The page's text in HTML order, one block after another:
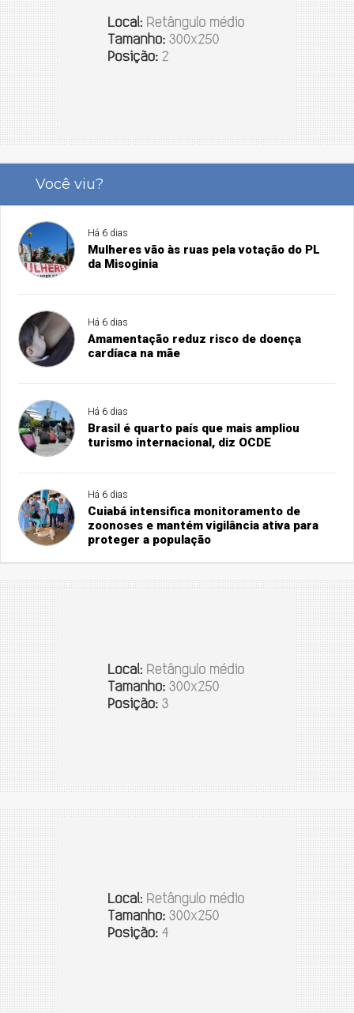
Você viu?
Há 6 dias
Mulheres vão às ruas pela votação do PL
da Misoginia
Há 6 dias
Amamentação reduz risco de doença
cardíaca na mãe
Há 6 dias
Brasil é quarto país que mais ampliou
turismo internacional, diz OCDE
Há 6 dias
Cuiabá intensifica monitoramento de
zoonoses e mantém vigilância ativa para
proteger a população